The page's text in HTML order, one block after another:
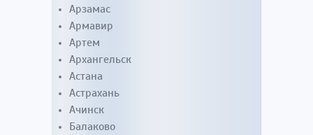
Арзамас
Армавир
Артем
Архангельск
Астана
Астрахань
Ачинск
Балаково